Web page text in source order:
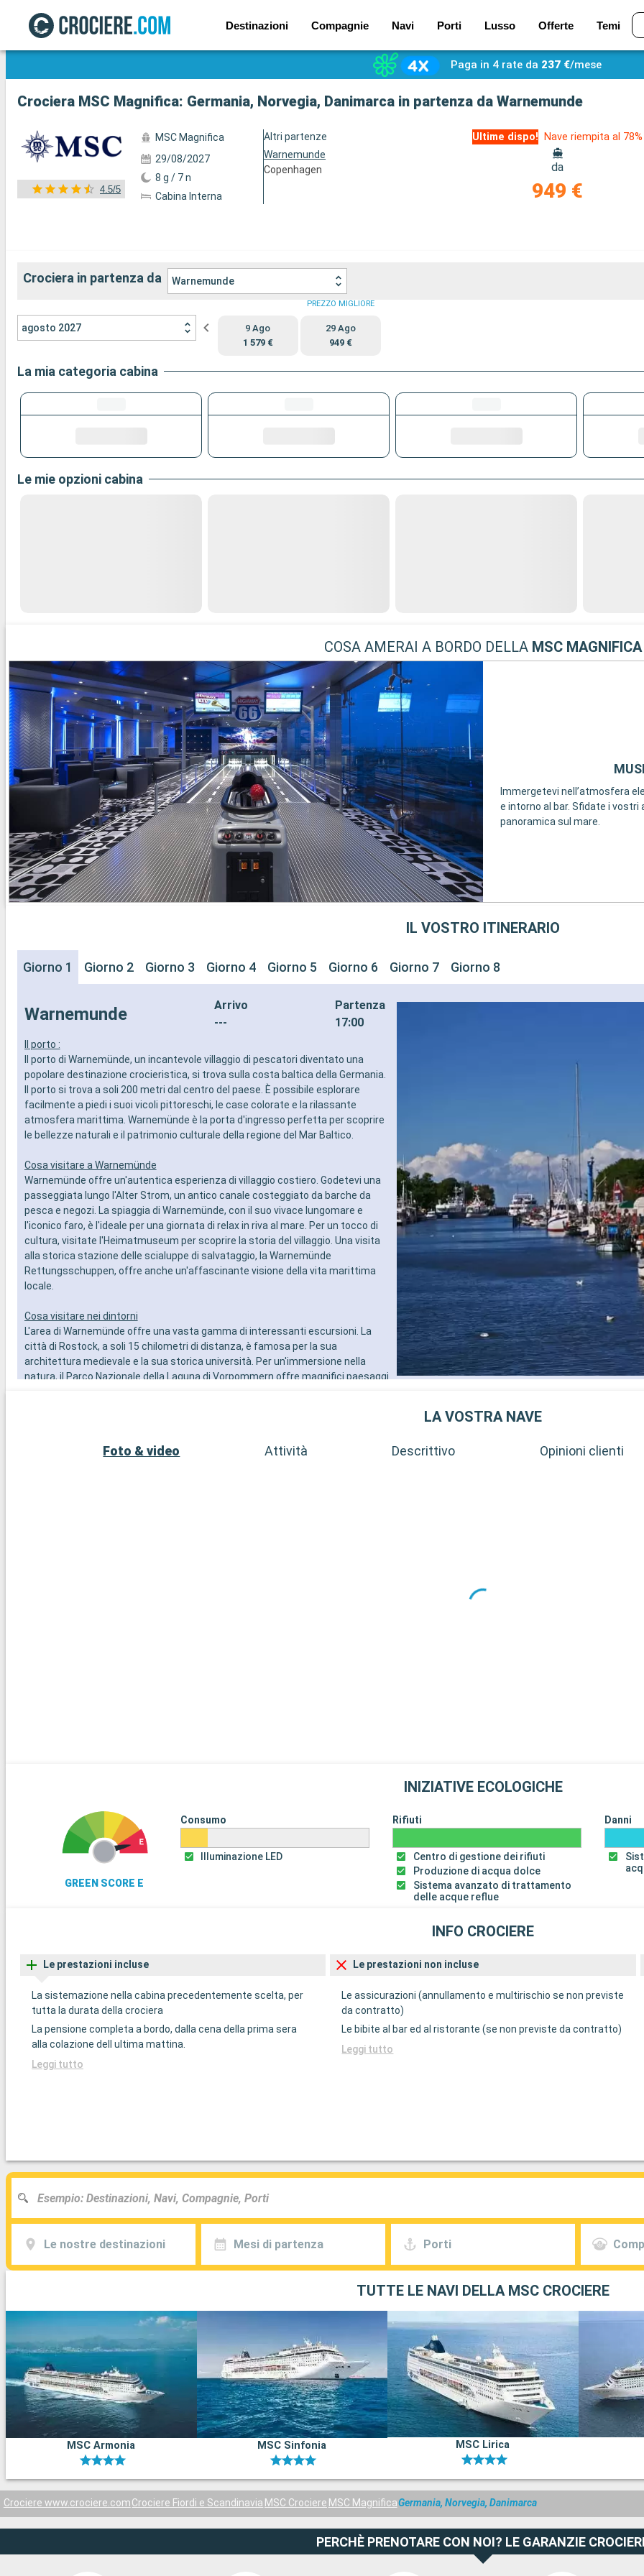
Destinazioni Compagnie Navi Porti Lusso Offerte Temi
Mostra le altre 128 foto
Paga in 4 rate da 237 €/mese
Crociera MSC Magnifica: Germania, Norvegia, Danimarca in partenza da Warnemunde
4.5/5
MSC Magnifica
29/08/2027
8 g / 7 n
Cabina Interna
Altri partenze
Warnemunde
Copenhagen
Ultime dispo! Nave riempita al 78%
da
949 €
Crociera in partenza da Warnemunde
agosto 2027
9 Ago
1 579 €
PREZZO MIGLIORE
29 Ago
949 €
La mia categoria cabina
Le mie opzioni cabina
COSA AMERAI A BORDO DELLA MSC MAGNIFICA
Immergetevi nell’atmosfera
e intorno al bar. Sfidate i
panoramica sul mare.
IL VOSTRO ITINERARIO
Giorno 1 Giorno 2 Giorno 3 Giorno 4 Giorno 5 Giorno 6 Giorno 7 Giorno 8
Warnemunde
Arrivo
---
Partenza
17:00
Il porto :
Il porto di Warnemünde, un incantevole villaggio di pescatori diventato una
popolare destinazione crocieristica, si trova sulla costa baltica della Germania.
Il porto si trova a soli 200 metri dal centro del paese. È possibile esplorare
facilmente a piedi i suoi vicoli pittoreschi, le case colorate e la rilassante
atmosfera marittima. Warnemünde è la porta d'ingresso perfetta per scoprire
le bellezze naturali e il patrimonio culturale della regione del Mar Baltico.
Cosa visitare a Warnemünde
Warnemünde offre un'autentica esperienza di villaggio costiero. Godetevi una
passeggiata lungo l'Alter Strom, un antico canale costeggiato da barche da
pesca e negozi. La spiaggia di Warnemünde, con il suo vivace lungomare e
l'iconico faro, è l'ideale per una giornata di relax in riva al mare. Per un tocco di
cultura, visitate l'Heimatmuseum per scoprire la storia del villaggio. Una visita
alla storica stazione delle scialuppe di salvataggio, la Warnemünde
Rettungsschuppen, offre anche un'affascinante visione della vita marittima
locale.
Cosa visitare nei dintorni
L'area di Warnemünde offre una vasta gamma di interessanti escursioni. La
città di Rostock, a soli 15 chilometri di distanza, è famosa per la sua
architettura medievale e la sua storica università. Per un'immersione nella
natura, il Parco Nazionale della Laguna di Vorpommern offre magnifici paesaggi
LA VOSTRA NAVE
Foto & video Attività Descrittivo Opinioni clienti
INIZIATIVE ECOLOGICHE
GREEN SCORE E
Consumo
Illuminazione LED
Rifiuti
Centro di gestione dei rifiuti
Produzione di acqua dolce
Sistema avanzato di trattamento
delle acque reflue
Danni
INFO CROCIERE
Le prestazioni incluse
La sistemazione nella cabina precedentemente scelta, per
tutta la durata della crociera
La pensione completa a bordo, dalla cena della prima sera
alla colazione dell ultima mattina.
Leggi tutto
Le prestazioni non incluse
Le assicurazioni (annullamento e multirischio se non previste
da contratto)
Le bibite al bar ed al ristorante (se non previste da contratto)
Leggi tutto
Le nostre destinazioni Mesi di partenza Porti
TUTTE LE NAVI DELLA MSC CROCIERE
MSC Armonia MSC Sinfonia MSC Lirica
Crociere www.crociere.comCrociere Fiordi e Scandinavia MSC Crociere MSC MagnificaGermania, Norvegia, Danimarca
PERCHÈ PRENOTARE CON NOI? LE GARANZIE